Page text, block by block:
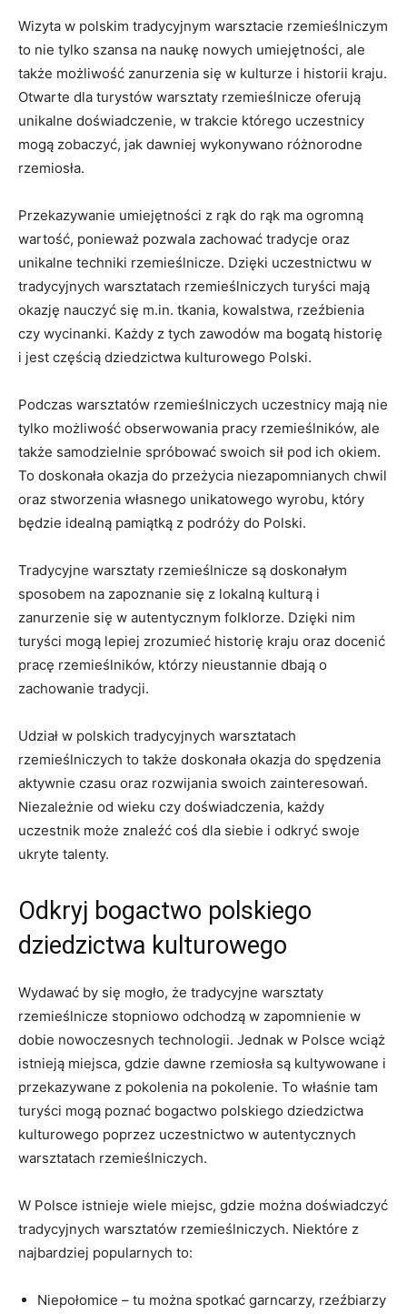
Wizyta w polskim tradycyjnym warsztacie rzemieślniczym
to​ nie tylko ​szansa‌ na naukę nowych umiejętności, ale
także ‌możliwość⁤ zanurzenia się‌ w kulturze‍ i historii⁣ kraju.
Otwarte​ dla turystów warsztaty rzemieślnicze​ oferują
unikalne​ doświadczenie, w trakcie którego uczestnicy
mogą zobaczyć, jak dawniej wykonywano różnorodne
⁣rzemiosła.
Przekazywanie umiejętności z⁤ rąk do⁣ rąk ma ogromną
wartość, ponieważ⁤ pozwala zachować tradycje oraz
unikalne techniki ⁢rzemieślnicze. Dzięki uczestnictwu w
tradycyjnych warsztatach rzemieślniczych turyści​ mają
okazję nauczyć się m.in. tkania, kowalstwa, rzeźbienia
czy wycinanki. Każdy z ‌tych zawodów ma bogatą historię
i jest częścią dziedzictwa kulturowego Polski.
Podczas​ warsztatów rzemieślniczych uczestnicy mają ⁤nie
tylko możliwość obserwowania pracy rzemieślników, ale
‌także⁣ samodzielnie spróbować swoich sił ⁤pod ich okiem.​
To doskonała‌ okazja⁣ do przeżycia niezapomnianych ⁤chwil
oraz stworzenia własnego‍ unikatowego⁣ wyrobu, który
będzie idealną pamiątką ​z podróży do Polski.
Tradycyjne warsztaty rzemieślnicze są doskonałym
sposobem na zapoznanie⁣ się z ⁣lokalną kulturą i
⁤zanurzenie się ⁤w autentycznym folklorze. Dzięki nim
turyści mogą lepiej ⁤zrozumieć historię kraju oraz docenić
pracę rzemieślników, którzy nieustannie dbają o
zachowanie tradycji.
Udział w polskich ⁣tradycyjnych warsztatach
rzemieślniczych to także ⁢doskonała‌ okazja do spędzenia
aktywnie czasu​ oraz rozwijania swoich zainteresowań.
Niezależnie‍ od wieku czy doświadczenia, każdy
uczestnik może znaleźć coś dla siebie i odkryć swoje⁢
ukryte talenty.
Odkryj bogactwo polskiego
dziedzictwa kulturowego
Wydawać by się mogło, że⁢ tradycyjne‍ warsztaty
rzemieślnicze stopniowo odchodzą w zapomnienie w
dobie​ nowoczesnych technologii.‌ Jednak w ⁢Polsce wciąż
istnieją miejsca,⁤ gdzie dawne rzemiosła są kultywowane i
przekazywane z pokolenia na pokolenie.⁣ To właśnie tam
turyści mogą poznać ​bogactwo ‍polskiego dziedzictwa⁣
kulturowego poprzez uczestnictwo w autentycznych
warsztatach rzemieślniczych.
W Polsce istnieje wiele miejsc, gdzie można doświadczyć
tradycyjnych warsztatów rzemieślniczych. Niektóre z
najbardziej popularnych⁣ to:
Niepołomice – tu można spotkać garncarzy, rzeźbiarzy